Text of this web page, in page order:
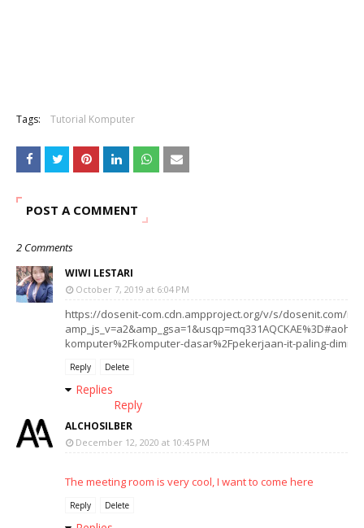
Tags: Tutorial Komputer
POST A COMMENT
2 Comments
WIWI LESTARI
October 7, 2019 at 6:04 PM
https://dosenit-com.cdn.ampproject.org/v/s/dosenit.com/
komputer%2Fkomputer-dasar%2Fpekerjaan-it-paling-
Reply Delete
Replies
Reply
ALCHOSILBER
December 12, 2020 at 10:45 PM
The meeting room is very cool, I want to come here
Reply Delete